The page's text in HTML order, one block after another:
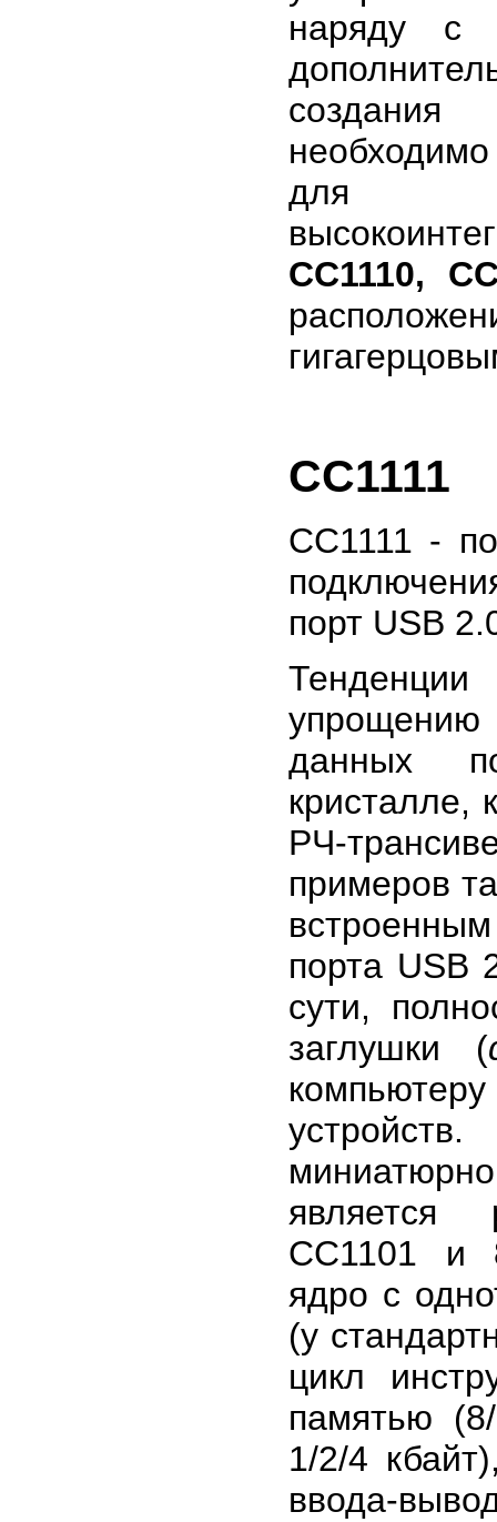
наряду с
создания
для
CC1110,
CC1111
CC1111 -
порт USB
данных
кристалле,
РЧ-
примеров
порта USB
сути,
заглушки (
является
CC1101 и
ядро с
(у
цикл
памятью
1/2/4
ввода-